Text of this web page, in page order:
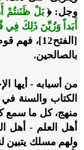
وجل: ﴿بَلْ ظَنَنتُمْ
أَبَداً وَزُيِّنَ ذَلِكَ فِي
بالصالحين.
من أسبابه - أيها
الكتاب والسنة
منهج، كل ما سمع
أهل العلم - أهل
ولهم مسلك يتبين